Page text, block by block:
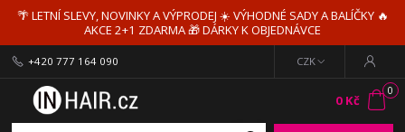
🌴 LETNÍ SLEVY, NOVINKY A VÝPRODEJ ☀️ VÝHODNÉ SADY A BALÍČKY 🔥
AKCE 2+1 ZDARMA 🎁 DÁRKY K OBJEDNÁVCE
CZK
+420 777 164 090
0
0 Kč